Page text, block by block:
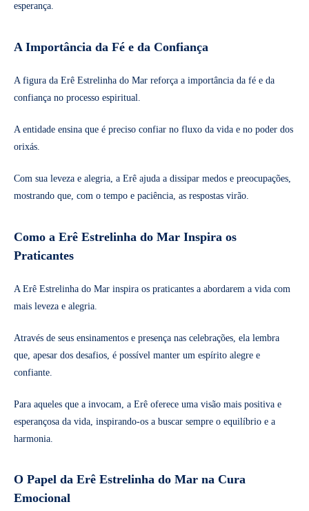
esperança.
A Importância da Fé e da Confiança
A figura da Erê Estrelinha do Mar reforça a importância da fé e da
confiança no processo espiritual.
A entidade ensina que é preciso confiar no fluxo da vida e no poder dos
orixás.
Com sua leveza e alegria, a Erê ajuda a dissipar medos e preocupações,
mostrando que, com o tempo e paciência, as respostas virão.
Como a Erê Estrelinha do Mar Inspira os
Praticantes
A Erê Estrelinha do Mar inspira os praticantes a abordarem a vida com
mais leveza e alegria.
Através de seus ensinamentos e presença nas celebrações, ela lembra
que, apesar dos desafios, é possível manter um espírito alegre e
confiante.
Para aqueles que a invocam, a Erê oferece uma visão mais positiva e
esperançosa da vida, inspirando-os a buscar sempre o equilíbrio e a
harmonia.
O Papel da Erê Estrelinha do Mar na Cura
Emocional